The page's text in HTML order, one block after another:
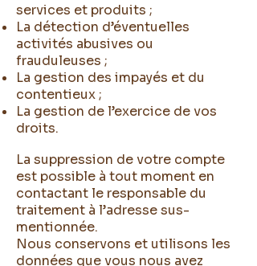
services et produits ;
La détection d’éventuelles
activités abusives ou
frauduleuses ;
La gestion des impayés et du
contentieux ;
La gestion de l’exercice de vos
droits.
La suppression de votre compte
est possible à tout moment en
contactant le responsable du
traitement à l’adresse sus-
mentionnée.
Nous conservons et utilisons les
données que vous nous avez